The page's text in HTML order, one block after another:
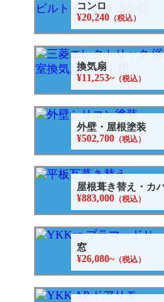
コンロ
¥20,240 （税込）
換気扇
¥11,253~（税込）
外壁・屋根塗装
¥502,700 （税込）
屋根葺き替え・カ
¥883,000 （税込）
窓
¥26,080~（税込）